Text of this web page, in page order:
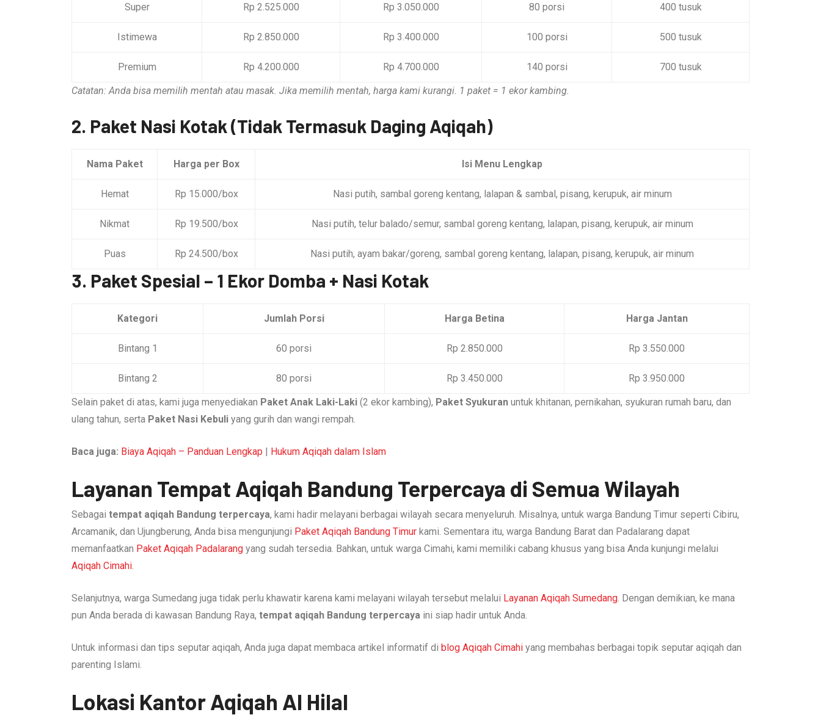
Super Rp 2.525.000 Rp 3.050.000 80 porsi 400 tusuk
Istimewa Rp 2.850.000 Rp 3.400.000 100 porsi 500 tusuk
Premium Rp 4.200.000 Rp 4.700.000 140 porsi 700 tusuk
Catatan: Anda bisa memilih mentah atau masak. Jika memilih mentah, harga kami kurangi. 1 paket = 1 ekor kambing.
2. Paket Nasi Kotak (Tidak Termasuk Daging Aqiqah)
Nama Paket Harga per Box Isi Menu Lengkap
Hemat Rp 15.000/box Nasi putih, sambal goreng kentang, lalapan & sambal, pisang, kerupuk, air minum
Nikmat Rp 19.500/box Nasi putih, telur balado/semur, sambal goreng kentang, lalapan, pisang, kerupuk, air minum
Puas Rp 24.500/box Nasi putih, ayam bakar/goreng, sambal goreng kentang, lalapan, pisang, kerupuk, air minum
3. Paket Spesial – 1 Ekor Domba + Nasi Kotak
Kategori Jumlah Porsi Harga Betina Harga Jantan
Bintang 1 60 porsi Rp 2.850.000 Rp 3.550.000
Bintang 2 80 porsi Rp 3.450.000 Rp 3.950.000
Selain paket di atas, kami juga menyediakan Paket Anak Laki-Laki (2 ekor kambing), Paket Syukuran untuk khitanan, pernikahan, syukuran rumah baru, dan
ulang tahun, serta Paket Nasi Kebuli yang gurih dan wangi rempah.
Baca juga: Biaya Aqiqah – Panduan Lengkap | Hukum Aqiqah dalam Islam
Layanan Tempat Aqiqah Bandung Terpercaya di Semua Wilayah
Sebagai tempat aqiqah Bandung terpercaya, kami hadir melayani berbagai wilayah secara menyeluruh. Misalnya, untuk warga Bandung Timur seperti Cibiru,
Arcamanik, dan Ujungberung, Anda bisa mengunjungi Paket Aqiqah Bandung Timur kami. Sementara itu, warga Bandung Barat dan Padalarang dapat
memanfaatkan Paket Aqiqah Padalarang yang sudah tersedia. Bahkan, untuk warga Cimahi, kami memiliki cabang khusus yang bisa Anda kunjungi melalui
Aqiqah Cimahi
Selanjutnya, warga Sumedang juga tidak perlu khawatir karena kami melayani wilayah tersebut melalui Layanan Aqiqah Sumedang . Dengan demikian, ke mana
pun Anda berada di kawasan Bandung Raya, tempat aqiqah Bandung terpercaya ini siap hadir untuk Anda.
Untuk informasi dan tips seputar aqiqah, Anda juga dapat membaca artikel informatif di blog Aqiqah Cimahi yang membahas berbagai topik seputar aqiqah dan
parenting Islami.
Lokasi Kantor Aqiqah Al Hilal